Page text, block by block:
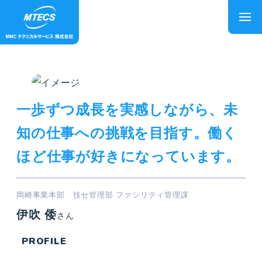
一歩ずつ成長を実感しながら、未
知の仕事への挑戦を目指す。働く
ほど仕事が好きになっています。
岡崎事業本部 技セ管理部 ファシリティ管理課
伊吹 倭さん
PROFILE